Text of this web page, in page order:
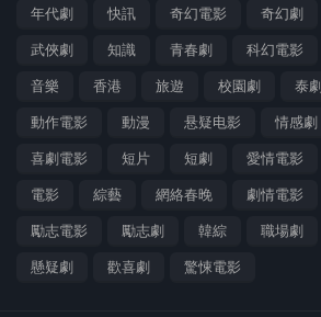
年代劇 快訊 奇幻電影 奇幻劇
武俠劇 知識 青春劇 科幻電影
音樂 香港 旅遊 校園劇 泰劇
動作電影 動漫 悬疑电影 情感劇
喜劇電影 短片 短劇 愛情電影
電影 綜藝 網絡春晚 劇情電影
勵志電影 勵志劇 韓綜 職場劇
懸疑劇 歡喜劇 驚悚電影